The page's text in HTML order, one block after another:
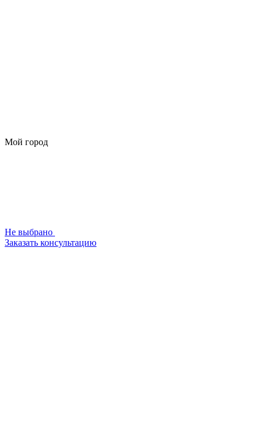
Мой город
Не выбрано
Заказать консультацию